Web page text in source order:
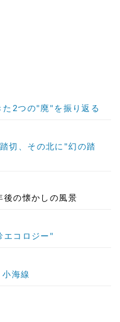
2つの"廃"を振り返る
切、その北に"幻の踏
の懐かしの風景
エコロジー"
海線